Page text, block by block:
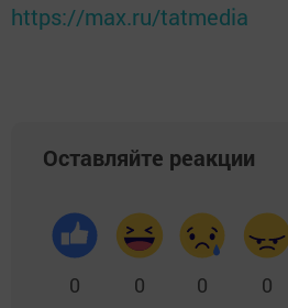
https://max.ru/tatmedia
Оставляйте реакции
0 0 0 0